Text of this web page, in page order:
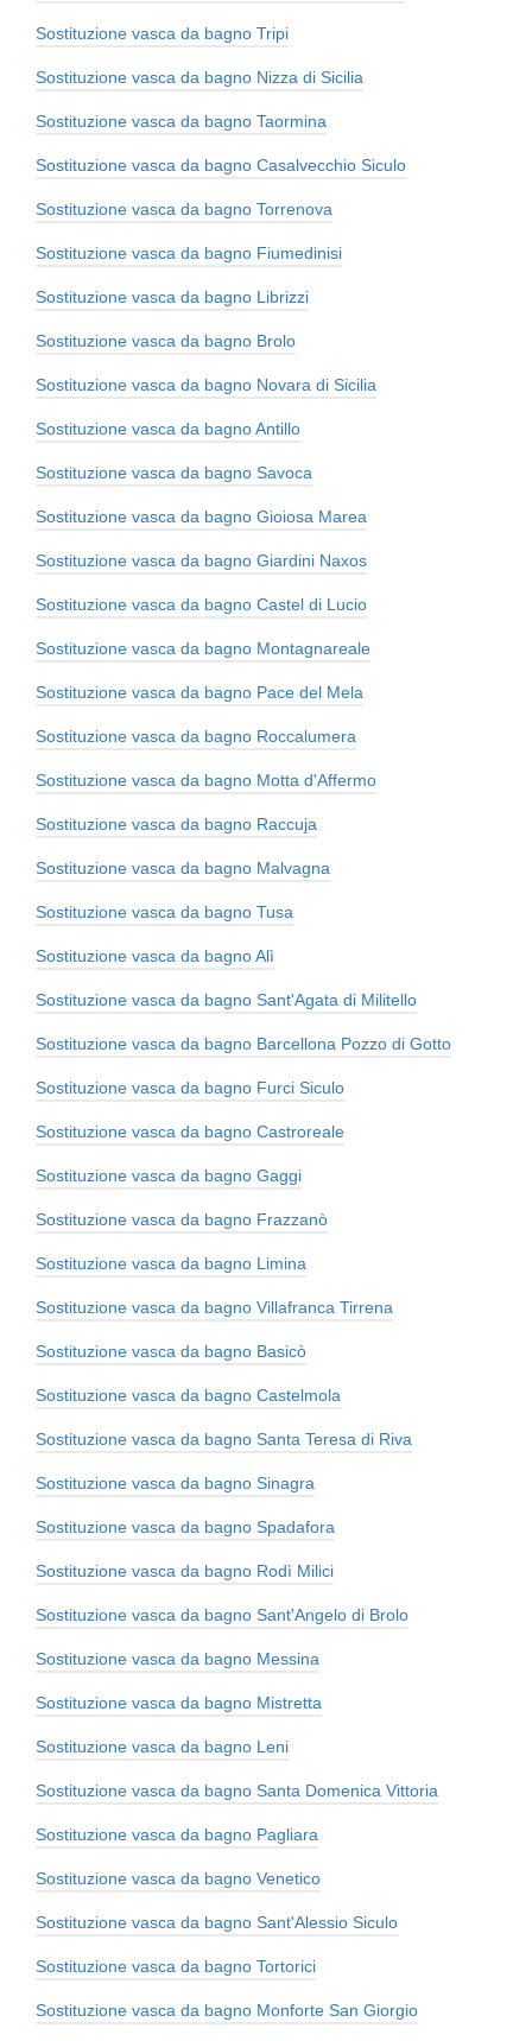
Sostituzione vasca da bagno Tripi
Sostituzione vasca da bagno Nizza di Sicilia
Sostituzione vasca da bagno Taormina
Sostituzione vasca da bagno Casalvecchio Siculo
Sostituzione vasca da bagno Torrenova
Sostituzione vasca da bagno Fiumedinisi
Sostituzione vasca da bagno Librizzi
Sostituzione vasca da bagno Brolo
Sostituzione vasca da bagno Novara di Sicilia
Sostituzione vasca da bagno Antillo
Sostituzione vasca da bagno Savoca
Sostituzione vasca da bagno Gioiosa Marea
Sostituzione vasca da bagno Giardini Naxos
Sostituzione vasca da bagno Castel di Lucio
Sostituzione vasca da bagno Montagnareale
Sostituzione vasca da bagno Pace del Mela
Sostituzione vasca da bagno Roccalumera
Sostituzione vasca da bagno Motta d'Affermo
Sostituzione vasca da bagno Raccuja
Sostituzione vasca da bagno Malvagna
Sostituzione vasca da bagno Tusa
Sostituzione vasca da bagno Alì
Sostituzione vasca da bagno Sant'Agata di Militello
Sostituzione vasca da bagno Barcellona Pozzo di Gotto
Sostituzione vasca da bagno Furci Siculo
Sostituzione vasca da bagno Castroreale
Sostituzione vasca da bagno Gaggi
Sostituzione vasca da bagno Frazzanò
Sostituzione vasca da bagno Limina
Sostituzione vasca da bagno Villafranca Tirrena
Sostituzione vasca da bagno Basicò
Sostituzione vasca da bagno Castelmola
Sostituzione vasca da bagno Santa Teresa di Riva
Sostituzione vasca da bagno Sinagra
Sostituzione vasca da bagno Spadafora
Sostituzione vasca da bagno Rodì Milici
Sostituzione vasca da bagno Sant'Angelo di Brolo
Sostituzione vasca da bagno Messina
Sostituzione vasca da bagno Mistretta
Sostituzione vasca da bagno Leni
Sostituzione vasca da bagno Santa Domenica Vittoria
Sostituzione vasca da bagno Pagliara
Sostituzione vasca da bagno Venetico
Sostituzione vasca da bagno Sant'Alessio Siculo
Sostituzione vasca da bagno Tortorici
Sostituzione vasca da bagno Monforte San Giorgio